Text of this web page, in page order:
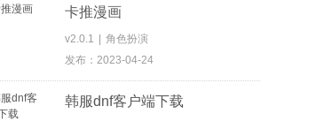
卡推漫画
v2.0.1
角色扮演
发布：2023-04-24
韩服dnf客户端下载